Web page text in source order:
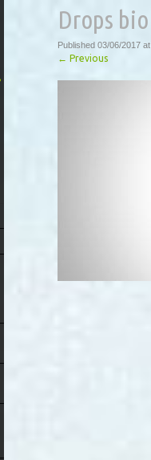
Drops bio
Published 03/06/2017 at
← Previous